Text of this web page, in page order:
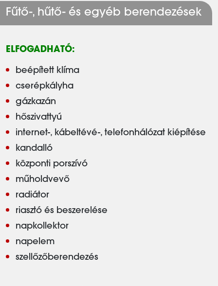
Fűtő-, hűtő- és egyéb berendezések
ELFOGADHATÓ:
beépített klíma
cserépkályha
gázkazán
hőszivattyú
internet-, kábeltévé-, telefonhálózat kiépítése
kandalló
központi porszívó
műholdvevő
radiátor
riasztó és beszerelése
napkollektor
napelem
szellőzőberendezés